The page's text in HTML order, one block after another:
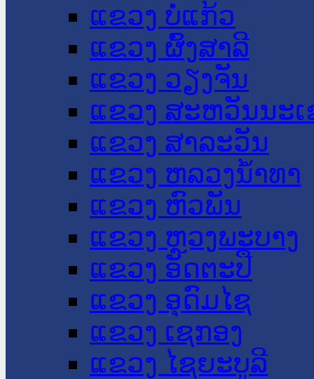
ແຂວງ ບໍ່ແກ້ວ
ແຂວງ ຜົ້ງສາລີ
ແຂວງ ວຽງຈັນ
ແຂວງ ສະຫວັນນະ
ແຂວງ ສາລະວັນ
ແຂວງ ຫລວງນໍ້າທາ
ແຂວງ ຫົວພັນ
ແຂວງ ຫຼວງພະບາງ
ແຂວງ ອັດຕະປື
ແຂວງ ອຸດົມໄຊ
ແຂວງ ເຊກອງ
ແຂວງ ໄຊຍະບູລີ